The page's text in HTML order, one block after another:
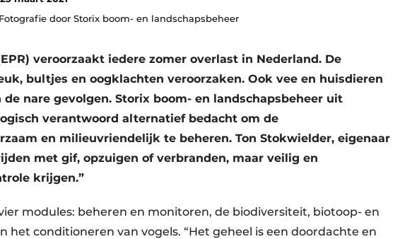
Fotografie door Storix boom- en landschapsbeheer
veroorzaakt iedere zomer overlast in Nederland. De
bultjes en oogklachten veroorzaken. Ook vee en huisdieren
nare gevolgen. Storix boom- en landschapsbeheer uit
verantwoord alternatief bedacht om de
en milieuvriendelijk te beheren. Ton Stokwielder, eigenaar
met gif, opzuigen of verbranden, maar veilig en
krijgen.”
modules: beheren en monitoren, de biodiversiteit, biotoop- en
het conditioneren van vogels. “Het geheel is een doordachte en